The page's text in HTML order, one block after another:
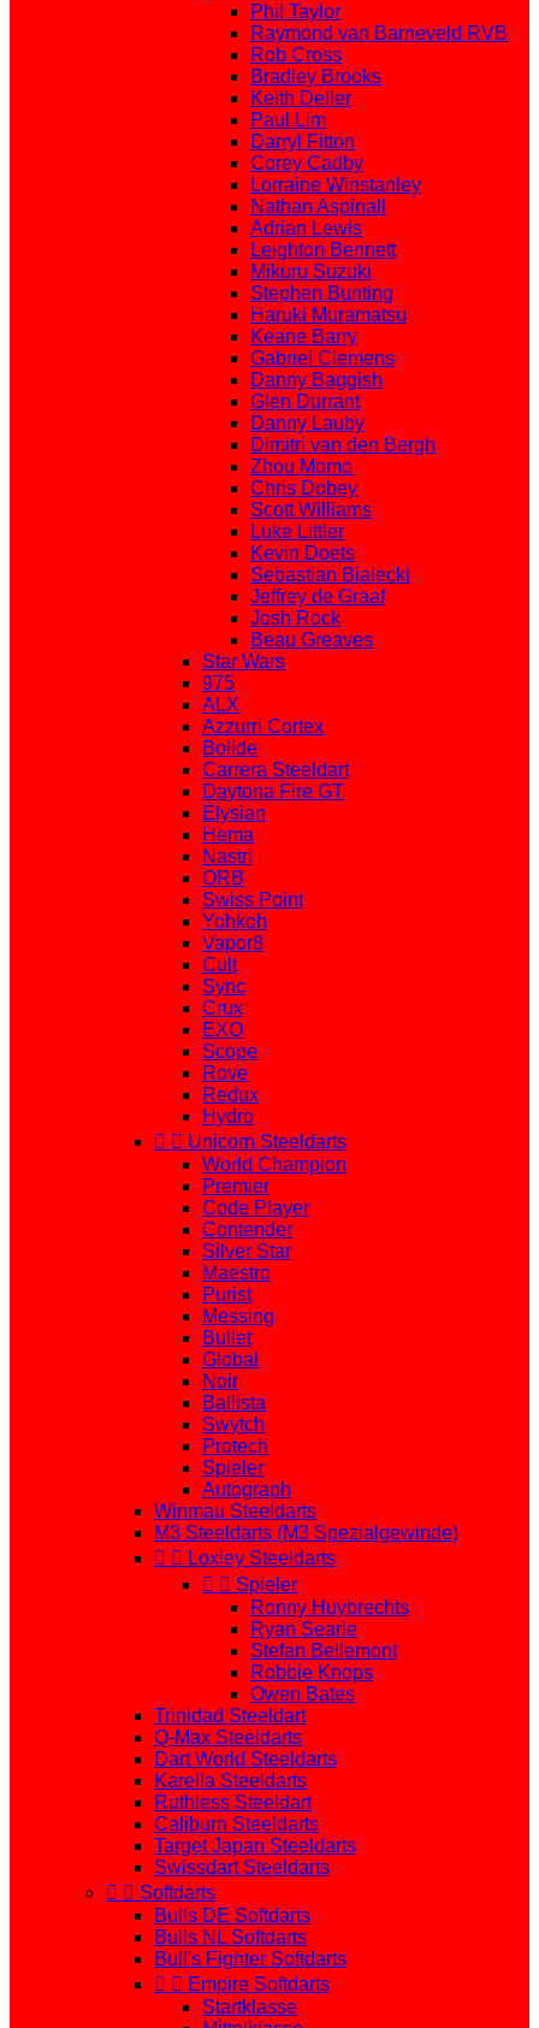
Phil Taylor
Raymond van Barneveld RVB
Rob Cross
Bradley Brooks
Keith Deller
Paul Lim
Darryl Fitton
Corey Cadby
Lorraine Winstanley
Nathan Aspinall
Adrian Lewis
Leighton Bennett
Mikuru Suzuki
Stephen Bunting
Haruki Muramatsu
Keane Barry
Gabriel Clemens
Danny Baggish
Glen Durrant
Danny Lauby
Dimitri van den Bergh
Zhou Momo
Chris Dobey
Scott Williams
Luke Littler
Kevin Doets
Sebastian Bialecki
Jeffrey de Graaf
Josh Rock
Beau Greaves
Star Wars
975
ALX
Azzurri Cortex
Bolide
Carrera Steeldart
Daytona Fire GT
Elysian
Hema
Nastri
ORB
Swiss Point
Yohkoh
Vapor8
Cult
Sync
Crux
EXO
Scope
Rove
Redux
Hydro
  Unicorn Steeldarts
World Champion
Premier
Code Player
Contender
Silver Star
Maestro
Purist
Messing
Bullet
Global
Noir
Ballista
Swytch
Protech
Spieler
Autograph
Winmau Steeldarts
M3 Steeldarts (M3 Spezialgewinde)
  Loxley Steeldarts
  Spieler
Ronny Huybrechts
Ryan Searle
Stefan Bellemont
Robbie Knops
Owen Bates
Trinidad Steeldart
Q-Max Steeldarts
Dart World Steeldarts
Karella Steeldarts
Ruthless Steeldart
Caliburn Steeldarts
Target Japan Steeldarts
Swissdart Steeldarts
  Softdarts
Bulls DE Softdarts
Bulls NL Softdarts
Bull's Fighter Softdarts
  Empire Softdarts
Startklasse